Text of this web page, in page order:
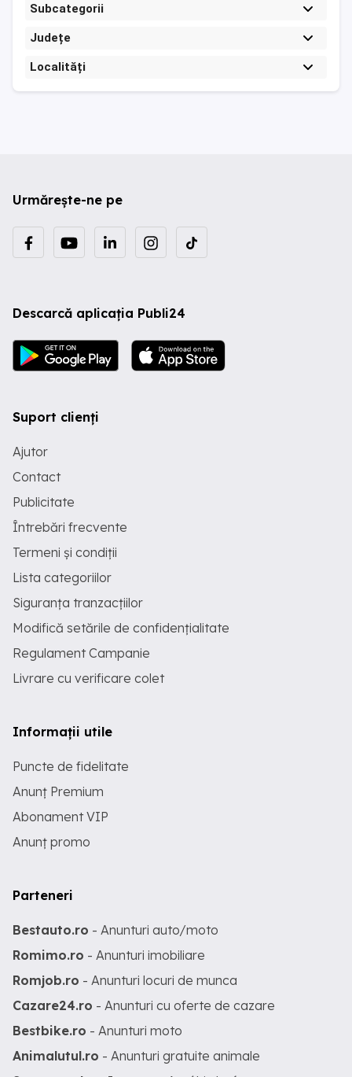
Subcategorii
Județe
Localități
Urmărește-ne pe
Descarcă aplicația Publi24
Suport clienți
Ajutor
Contact
Publicitate
Întrebări frecvente
Termeni și condiții
Lista categoriilor
Siguranța tranzacțiilor
Modifică setările de confidențialitate
Regulament Campanie
Livrare cu verificare colet
Informații utile
Puncte de fidelitate
Anunț Premium
Abonament VIP
Anunț promo
Parteneri
Bestauto.ro - Anunturi auto/moto
Romimo.ro - Anunturi imobiliare
Romjob.ro - Anunturi locuri de munca
Cazare24.ro - Anunturi cu oferte de cazare
Bestbike.ro - Anunturi moto
Animalutul.ro - Anunturi gratuite animale